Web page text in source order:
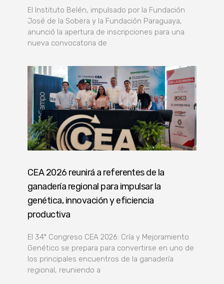
El Instituto Belén, impulsado por la Fundación
José de la Sobera y la Fundación Paraguaya,
anunció la apertura de inscripciones para una
nueva convocatoria de
CEA 2026 reunirá a referentes de la
ganadería regional para impulsar la
genética, innovación y eficiencia
productiva
El 34º Congreso CEA 2026: Cría y Mejoramiento
Genético se prepara para convertirse en uno de
los principales encuentros de la ganadería
regional, reuniendo a